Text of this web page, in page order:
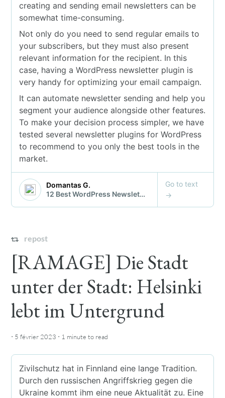
repost
[RAMAGE] Die Stadt
unter der Stadt: Helsinki
lebt im Untergrund
· 5 février 2023 · 1 minute to read